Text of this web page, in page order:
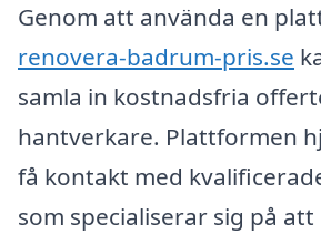
Genom att använda en
renovera-badrum-pris.se
samla in kostnadsfria
hantverkare. Plattformen
få kontakt med
som specialiserar sig på